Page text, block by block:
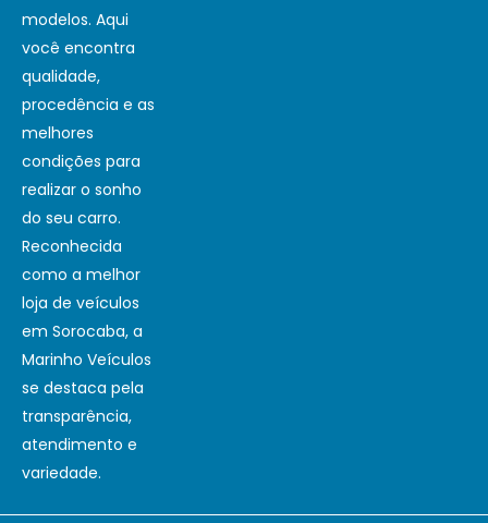
modelos. Aqui
você encontra
qualidade,
procedência e as
melhores
condições para
realizar o sonho
do seu carro.
Reconhecida
como a melhor
loja de veículos
em Sorocaba, a
Marinho Veículos
se destaca pela
transparência,
atendimento e
variedade.